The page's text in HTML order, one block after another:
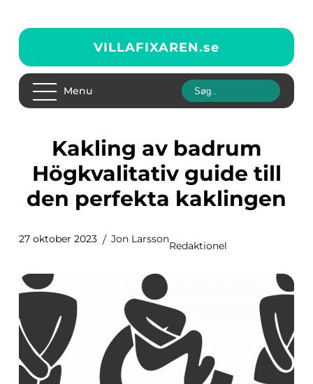
VILLAFIXAREN.se
Menu
Kakling av badrum
Högkvalitativ guide till
den perfekta kaklingen
27 oktober 2023 Jon Larsson
Redaktionel